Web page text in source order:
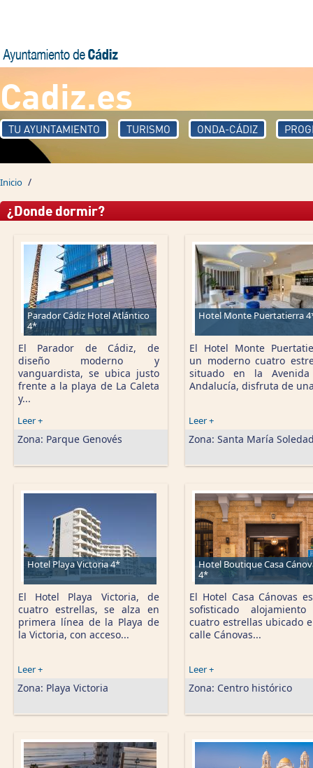
Cadiz.es
TU AYUNTAMIENTO TURISMO ONDA-CÁDIZ
Inicio /
¿Donde dormir?
Parador Cádiz Hotel Atlántico
4*
El Parador de Cádiz, de
diseño moderno y
vanguardista, se ubica justo
frente a la playa de La Caleta
y...
Leer +
Zona: Parque Genovés
Hotel Monte Puertatierra
El Hotel Monte
un moderno cuatro
situado en la
Andalucía, disfruta de
Leer +
Zona: Santa María
Hotel Playa Victoria 4*
El Hotel Playa Victoria, de
cuatro estrellas, se alza en
primera línea de la Playa de
la Victoria, con acceso...
Leer +
Zona: Playa Victoria
Hotel Boutique Casa
4*
El Hotel Casa Cánovas
sofisticado
cuatro estrellas ubicado
calle Cánovas...
Leer +
Zona: Centro histórico
Páginas